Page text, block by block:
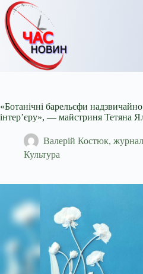
Перейти
до
вмісту
«Ботанічні барельєфи
інтер’єру», — майстриня Тетяна
Валерій Костюк,
Культура